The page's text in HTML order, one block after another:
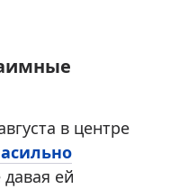
в центре
давая ей